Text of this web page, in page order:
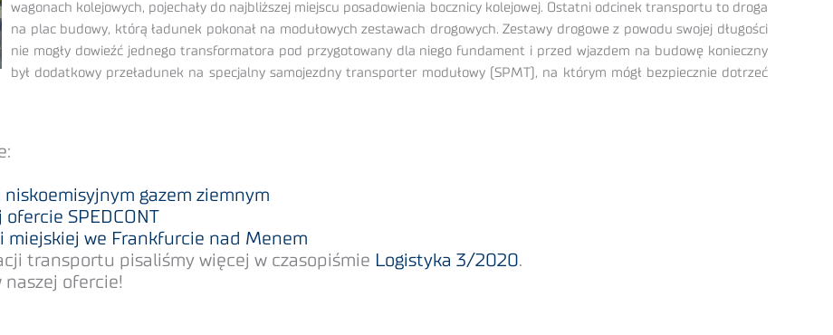
wagonach kolejowych, pojechały do najbliższej miejscu posadowienia bocznicy kolejowej. Ostatni odcinek transportu to droga
na plac budowy, którą ładunek pokonał na modułowych zestawach drogowych. Zestawy drogowe z powodu swojej długości
nie mogły dowieźć jednego transformatora pod przygotowany dla niego fundament i przed wjazdem na budowę konieczny
był dodatkowy przeładunek na specjalny samojezdny transporter modułowy (SPMT), na którym mógł bezpiecznie dotrzeć
gazem ziemnym
SPEDCONT
miejskiej we Frankfurcie nad Menem
transportu pisaliśmy więcej w czasopiśmie Logistyka 3/2020.
ofercie!